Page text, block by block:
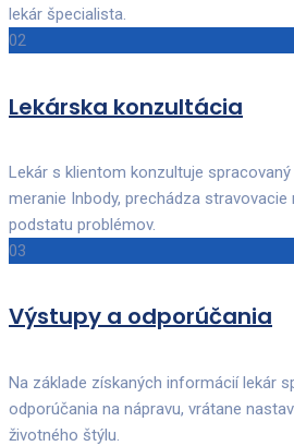
lekár špecialista.
02
Lekárska konzultácia
Lekár s klientom konzultuje
meranie Inbody, prechádza stravovacie
podstatu problémov.
03
Výstupy a odporúčania
Na základe získaných informácií lekár
odporúčania na nápravu, vrátane
životného štýlu.